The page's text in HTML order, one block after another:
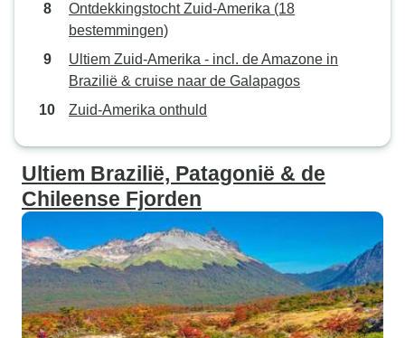
Ontdekkingstocht Zuid-Amerika (18
bestemmingen)
Ultiem Zuid-Amerika - incl. de Amazone in
Brazilië & cruise naar de Galapagos
Zuid-Amerika onthuld
Ultiem Brazilië, Patagonië & de
Chileense Fjorden